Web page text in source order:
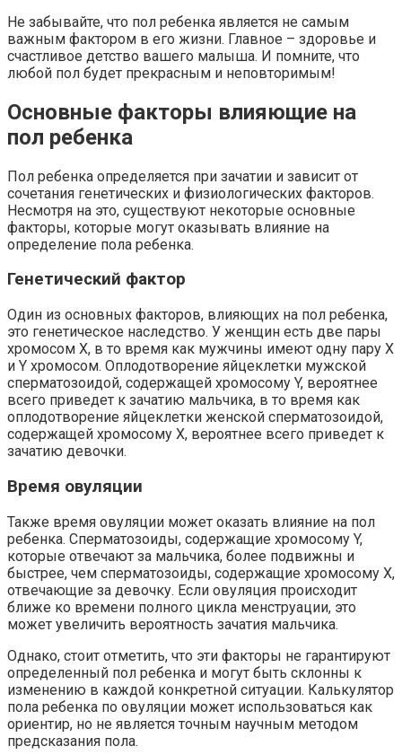
Не забывайте, что пол ребенка является не самым
важным фактором в его жизни. Главное – здоровье и
счастливое детство вашего малыша. И помните, что
любой пол будет прекрасным и неповторимым!
Основные факторы влияющие на
пол ребенка
Пол ребенка определяется при зачатии и зависит от
сочетания генетических и физиологических факторов.
Несмотря на это, существуют некоторые основные
факторы, которые могут оказывать влияние на
определение пола ребенка.
Генетический фактор
Один из основных факторов, влияющих на пол ребенка,
это генетическое наследство. У женщин есть две пары
хромосом X, в то время как мужчины имеют одну пару X
и Y хромосом. Оплодотворение яйцеклетки мужской
сперматозоидой, содержащей хромосому Y, вероятнее
всего приведет к зачатию мальчика, в то время как
оплодотворение яйцеклетки женской сперматозоидой,
содержащей хромосому X, вероятнее всего приведет к
зачатию девочки.
Время овуляции
Также время овуляции может оказать влияние на пол
ребенка. Сперматозоиды, содержащие хромосому Y,
которые отвечают за мальчика, более подвижны и
быстрее, чем сперматозоиды, содержащие хромосому X,
отвечающие за девочку. Если овуляция происходит
ближе ко времени полного цикла менструации, это
может увеличить вероятность зачатия мальчика.
Однако, стоит отметить, что эти факторы не гарантируют
определенный пол ребенка и могут быть склонны к
изменению в каждой конкретной ситуации. Калькулятор
пола ребенка по овуляции может использоваться как
ориентир, но не является точным научным методом
предсказания пола.